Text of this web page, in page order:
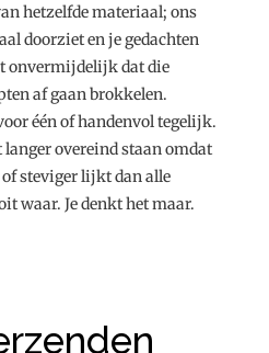
hetzelfde materiaal; ons
doorziet en je gedachten
onvermijdelijk dat die
af gaan brokkelen.
één of handenvol tegelijk.
overeind staan omdat
steviger lijkt dan alle
waar. Je denkt het maar.